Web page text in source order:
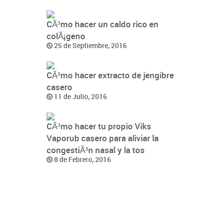
CÃ³mo hacer un caldo rico en
colÃ¡geno
25 de Septiembre, 2016
CÃ³mo hacer extracto de jengibre
casero
11 de Julio, 2016
CÃ³mo hacer tu propio Viks
Vaporub casero para aliviar la
congestiÃ³n nasal y la tos
8 de Febrero, 2016